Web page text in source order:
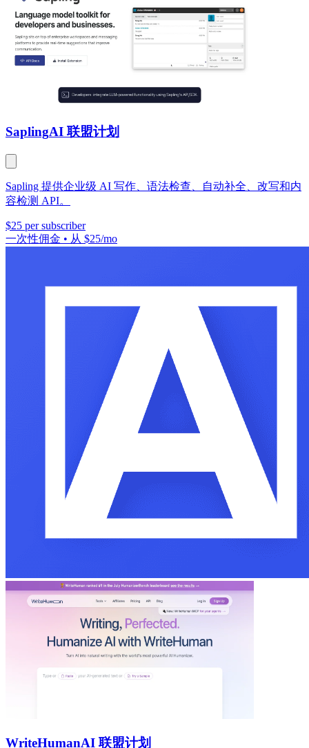
SaplingAI 联盟计划
Sapling 提供企业级 AI 写作、语法检查、自动补全、改写和内
容检测 API。
$25 per subscriber
一次性佣金 • 从 $25/mo
WriteHumanAI 联盟计划